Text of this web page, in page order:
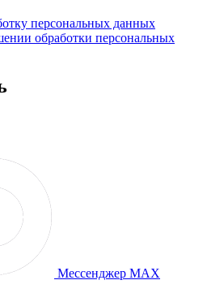
персональных данных
обработки персональных
Мессенджер MAX